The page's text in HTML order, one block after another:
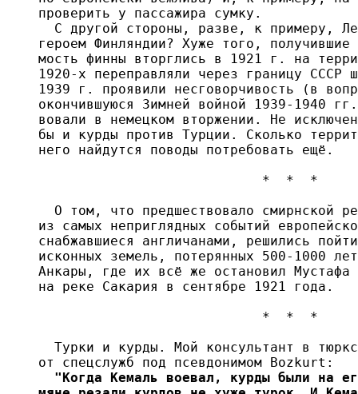
проверить у пассажира сумку.
С другой стороны, разве, к примеру,
героем Финляндии? Хуже того,
мость финны вторглись в 1921 г. на
1920-х переправляли через границу
1939 г. проявили несговорчивость (в
окончившуюся Зимней войной 1939-1940
вовали в немецком вторжении. Не
бы и курды против Турции. Сколько
него найдутся поводы потребовать ещё.
                            *  *  *
О том, что предшествовало смирнской
из самых неприглядных событий
снабжавшиеся англичанами, решились
исконных земель, потерянных 500-1000
Анкары, где их всё же остановил
на реке Сакария в сентябре 1921 года.
                            *  *  *
Турки и курды. Мой консультант в
от спецслужб под псевдонимом Bozkurt:
"Когда Кемаль воевал, курды были на